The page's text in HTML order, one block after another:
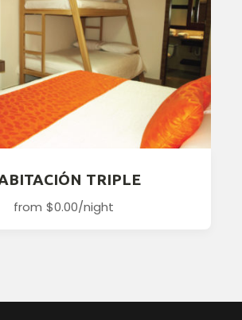
TRIPLE
from $0.00/night